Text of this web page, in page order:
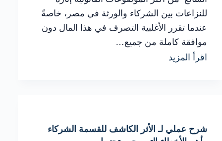
للنزاعات بين الشركاء والورثة في مصر، خاصةً
عندما تقرر الأغلبية التصرف في هذا المال دون
موافقة كاملة من جميع…
اقرأ المزيد
الشائع:
شرح عملي لـ الأثر الكاشف للقسمة الشركاء